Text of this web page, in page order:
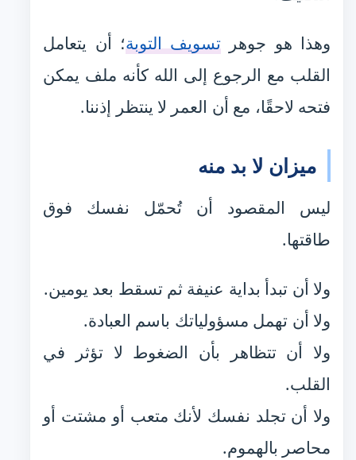
وهذا هو جوهر تسويف التوبة؛ أن يتعامل
القلب مع الرجوع إلى الله كأنه ملف يمكن
فتحه لاحقًا، مع أن العمر لا ينتظر إذننا.
ميزان لا بد منه
ليس المقصود أن تُحمّل نفسك فوق
طاقتها.
ولا أن تبدأ بداية عنيفة ثم تسقط بعد يومين.
ولا أن تهمل مسؤولياتك باسم العبادة.
ولا أن تتظاهر بأن الضغوط لا تؤثر في
القلب.
ولا أن تجلد نفسك لأنك متعب أو مشتت أو
محاصر بالهموم.